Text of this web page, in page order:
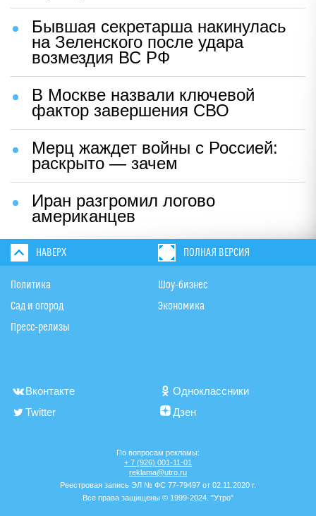
Бывшая секретарша накинулась
на Зеленского после удара
возмездия ВС РФ
В Москве назвали ключевой
фактор завершения СВО
Мерц жаждет войны с Россией:
раскрыто — зачем
Иран разгромил логово
американцев
НАВЕРХ ПОЛНАЯ ВЕРСИЯ
Политика
Сад и огород
Пресс-релизы
Шоу-бизнес
Экономика
Вконтакте
Одноклассники
Twitter
Дзен
По вопросам рекламы:
+ 7 (926) 001-11-01
reklama@utro.ru
Реестровая запись ЭЛ № ФС 77-79497 от 02.11.2020 г.
Все права защищены © 1999-2024. "Утро"